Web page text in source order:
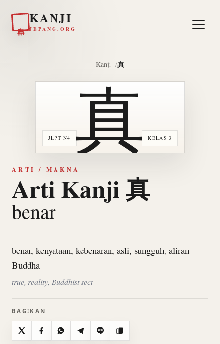
KANJI
JEPANG.ORG
Kanji 真
JLPT N4 KELAS 3
真
ARTI / MAKNA
Arti Kanji 真
benar
benar, kenyataan, kebenaran, asli, sungguh, aliran
Buddha
true, reality, Buddhist sect
BAGIKAN
X FacebookWhatsAppTelegramLine Salin